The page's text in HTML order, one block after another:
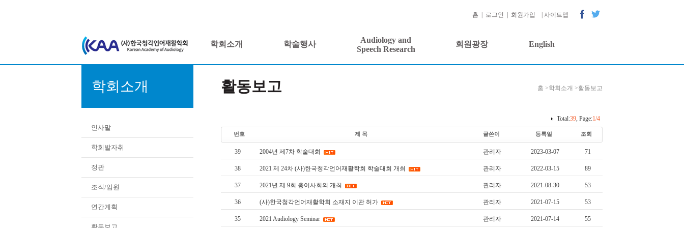
홈 로그인 회원가입 사이트맵
학회소개 학술행사
Audiology and
Speech Research
회원광장 English
학회소개
인사말
학회발자취
정관
조직/임원
연간계획
활동보고 홈 >학회소개 >활동보고
Total:39, Page:1/4
번호 제 목 글쓴이 등록일 조회
39 2004년 제7차 학술대회 관리자 2023-03-07 71
38 2021 제 24차 (사)한국청각언어재활학회 학술대회 개최 관리자 2022-03-15 89
37 2021년 제 9회 총이사회의 개최 관리자 2021-08-30 53
36 (사)한국청각언어재활학회 소재지 이관 허가 관리자 2021-07-15 53
35 2021 Audiology Seminar 관리자 2021-07-14 55